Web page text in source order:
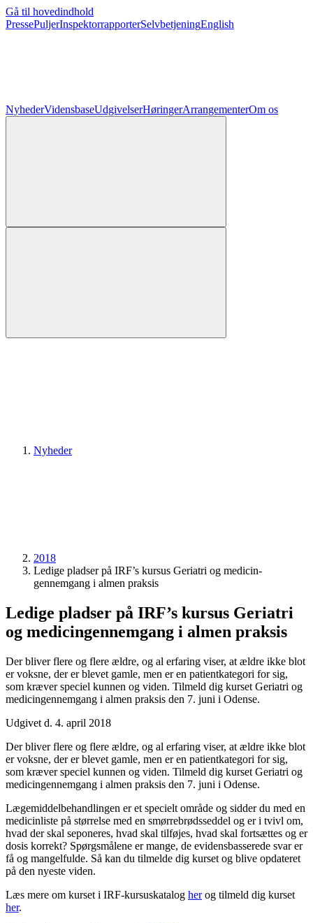
Gå til hovedindhold
PressePuljerInspektorrapporterSelvbetjeningEnglish
NyhederVidensbaseUdgivelserHøringerArrangementerOm os
Nyheder
2018
Ledige pladser på IRF’s kursus Geriatri og medicin­
gennemgang i almen praksis
Ledige pladser på IRF’s kursus Geriatri
og medicin­gennemgang i almen praksis
Der bliver flere og flere ældre, og al erfaring viser, at ældre ikke blot
er voksne, der er blevet gamle, men er en patientkategori for sig,
som kræver speciel kunnen og viden. Tilmeld dig kurset Geriatri og
medicingennemgang i almen praksis den 7. juni i Odense.
Udgivet d. 4. april 2018
Der bliver flere og flere ældre, og al erfaring viser, at ældre ikke blot
er voksne, der er blevet gamle, men er en patientkategori for sig,
som kræver speciel kunnen og viden. Tilmeld dig kurset Geriatri og
medicingennemgang i almen praksis den 7. juni i Odense.
Lægemiddelbehandlingen er et specielt område og sidder du med en
medicinliste på størrelse med en smørrebrødsseddel og er i tvivl om,
hvad der skal seponeres, hvad skal tilføjes, hvad skal fortsættes og er
dosis korrekt? Spørgsmålene er mange, de evidensbasserede svar er
få og mangelfulde. Så kan du tilmelde dig kurset og blive opdateret
på den nyeste viden.
Læs mere om kurset i IRF-kursuskatalog herog tilmeld dig kurset
her.